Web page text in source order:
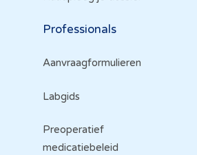
Professionals
Aanvraagformulieren
Labgids
Preoperatief
medicatiebeleid